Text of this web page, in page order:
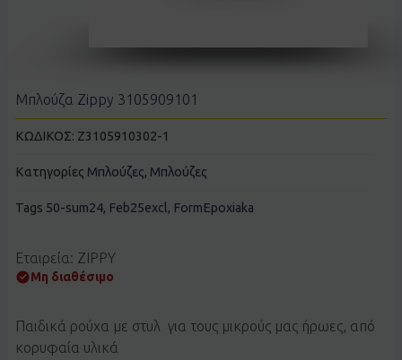
Μπλούζα Zippy 3105909101
ΚΩΔΙΚΟΣ: Z3105910302-1
Κατηγορίες Μπλούζες, Μπλούζες
Tags 50-sum24, Feb25excl, FormEpoxiaka
Εταιρεία: ZIPPY
Μη διαθέσιμο
Παιδικά ρούχα με στυλ για τους μικρούς μας ήρωες, από
κορυφαία υλικά